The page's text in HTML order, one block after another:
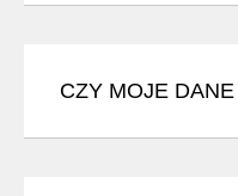
CZY MOJE